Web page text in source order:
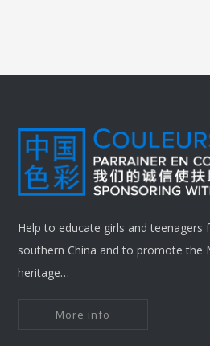
Help to educate girls and
southern China and to promote the
heritage…
More info